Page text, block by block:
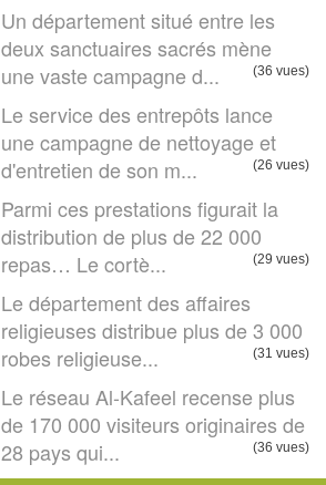
Un département situé entre les
deux sanctuaires sacrés mène
une vaste campagne d...
(36 vues)
Le service des entrepôts lance
une campagne de nettoyage et
d'entretien de son m...
(26 vues)
Parmi ces prestations figurait la
distribution de plus de 22 000
repas… Le cortè...
(29 vues)
Le département des affaires
religieuses distribue plus de 3 000
robes religieuse...
(31 vues)
Le réseau Al-Kafeel recense plus
de 170 000 visiteurs originaires de
28 pays qui...
(36 vues)